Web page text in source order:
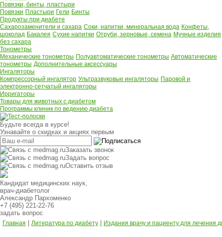
Повязки, бинты, пластыри
Повязки Пластыри Гели Бинты
Продукты при диабете
Сахарозаменители и сахара Соки, напитки, минеральная вода Конфеты,
шоколад Бакалея Сухие напитки Отруби, зерновые, семена Мучные изделия
без сахара
Тонометры
Механические тонометры Полуавтоматические тонометры Автоматические
тонометры Дополнительные аксессуары
Ингаляторы
Компрессорный ингалятор Ультразвуковые ингаляторы Паровой и
электронно-сетчатый ингаляторы
Ирригаторы
Товары для животных с диабетом
Программы клиник по ведению диабета
Будьте всегда в курсе!
Узнавайте о скидках и акциях первым
Заказать звонок
Задать вопрос
Оставить отзыв
Кандидат медицинских наук,
врач-диабетолог
Александр Пархоменко
+7 (495) 221-22-76
задать вопрос
Главная Литература по диабету Издания врачу и пациенту для лечения